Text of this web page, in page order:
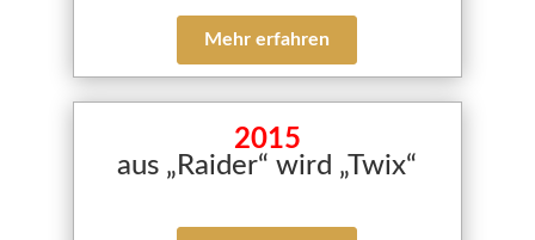
Mehr erfahren
2015
aus „Raider“ wird „Twix“